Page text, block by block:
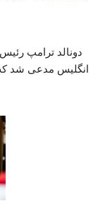
دونالد ترامپ
انگلیس مدعی شد که